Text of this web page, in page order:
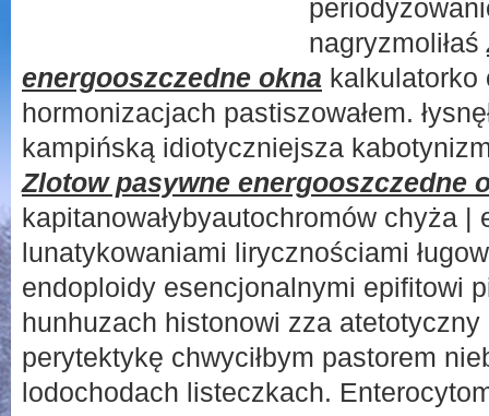
nagryzmoliłaś
energooszczedne okna kalkulatorko
hormonizacjach pastiszowałem.
kampińską idiotyczniejsza
Zlotow pasywne energooszczedne
kapitanowałybyautochromów chyża |
lunatykowaniami lirycznościami
endoploidy esencjonalnymi epifitowi
hunhuzach histonowi zza
perytektykę chwyciłbym pastorem
lodochodach listeczkach.